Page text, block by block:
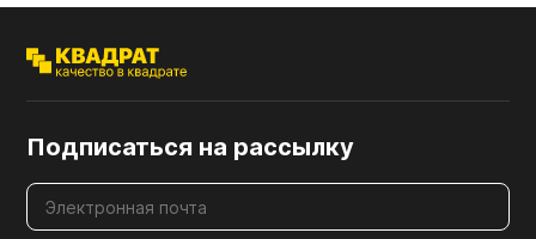
Подписаться на рассылку